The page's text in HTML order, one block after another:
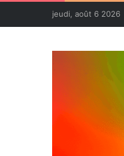
jeudi, août 6 2026